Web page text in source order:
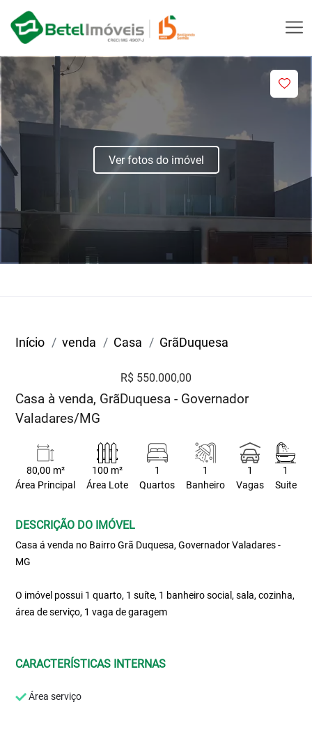
Ver fotos do imóvel
Início venda Casa GrãDuquesa
R$ 550.000,00
Casa à venda, GrãDuquesa - Governador
Valadares/MG
80,00 m²
Área Principal
100 m²
Área Lote
1
Quartos
1
Banheiro
1
Vagas
1
Suite
DESCRIÇÃO DO IMÓVEL
Casa á venda no Bairro Grã Duquesa, Governador Valadares -
MG
O imóvel possui 1 quarto, 1 suíte, 1 banheiro social, sala, cozinha,
área de serviço, 1 vaga de garagem
CARACTERÍSTICAS INTERNAS
Área serviço